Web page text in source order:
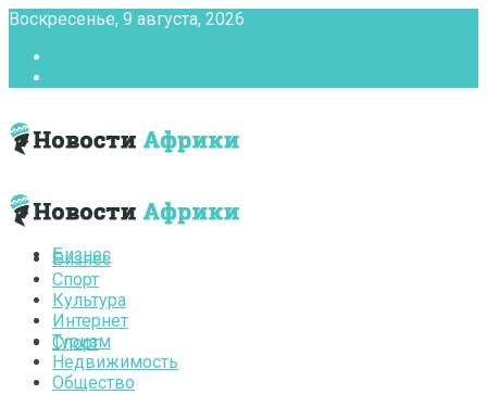
Воскресенье, 9 августа, 2026
Бизнес
Спорт
Бизнес
Спорт
Культура
Интернет
Туризм
Недвижимость
Общество